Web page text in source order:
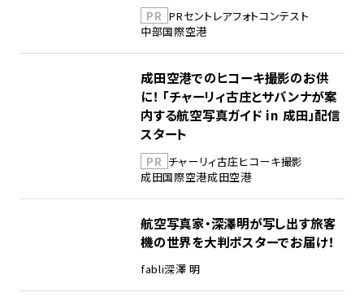
PR PRセントレアフォトコンテスト
中部国際空港
成田空港でのヒコーキ撮影のお供
に！ 「チャーリィ古庄とサバンナが案
内する航空写真ガイド in 成田」配信
スタート
PR チャーリィ古庄ヒコーキ撮影
成田国際空港成田空港
航空写真家・深澤明が写し出す旅客
機の世界を大判ポスターでお届け！
fabli深澤 明